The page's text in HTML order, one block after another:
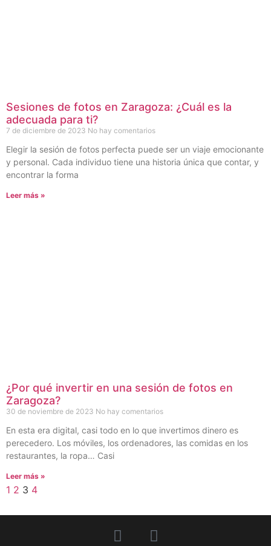
Sesiones de fotos en Zaragoza: ¿Cuál es la
adecuada para ti?
7 de diciembre de 2023 No hay comentarios
Elegir la sesión de fotos perfecta puede ser un viaje emocionante
y personal. Cada individuo tiene una historia única que contar, y
encontrar la forma
Leer más »
¿Por qué invertir en una sesión de fotos en
Zaragoza?
30 de noviembre de 2023 No hay comentarios
En esta era digital, casi todo en lo que invertimos dinero es
perecedero. Los móviles, los ordenadores, las comidas en los
restaurantes, la ropa… Casi
Leer más »
1 2 3 4